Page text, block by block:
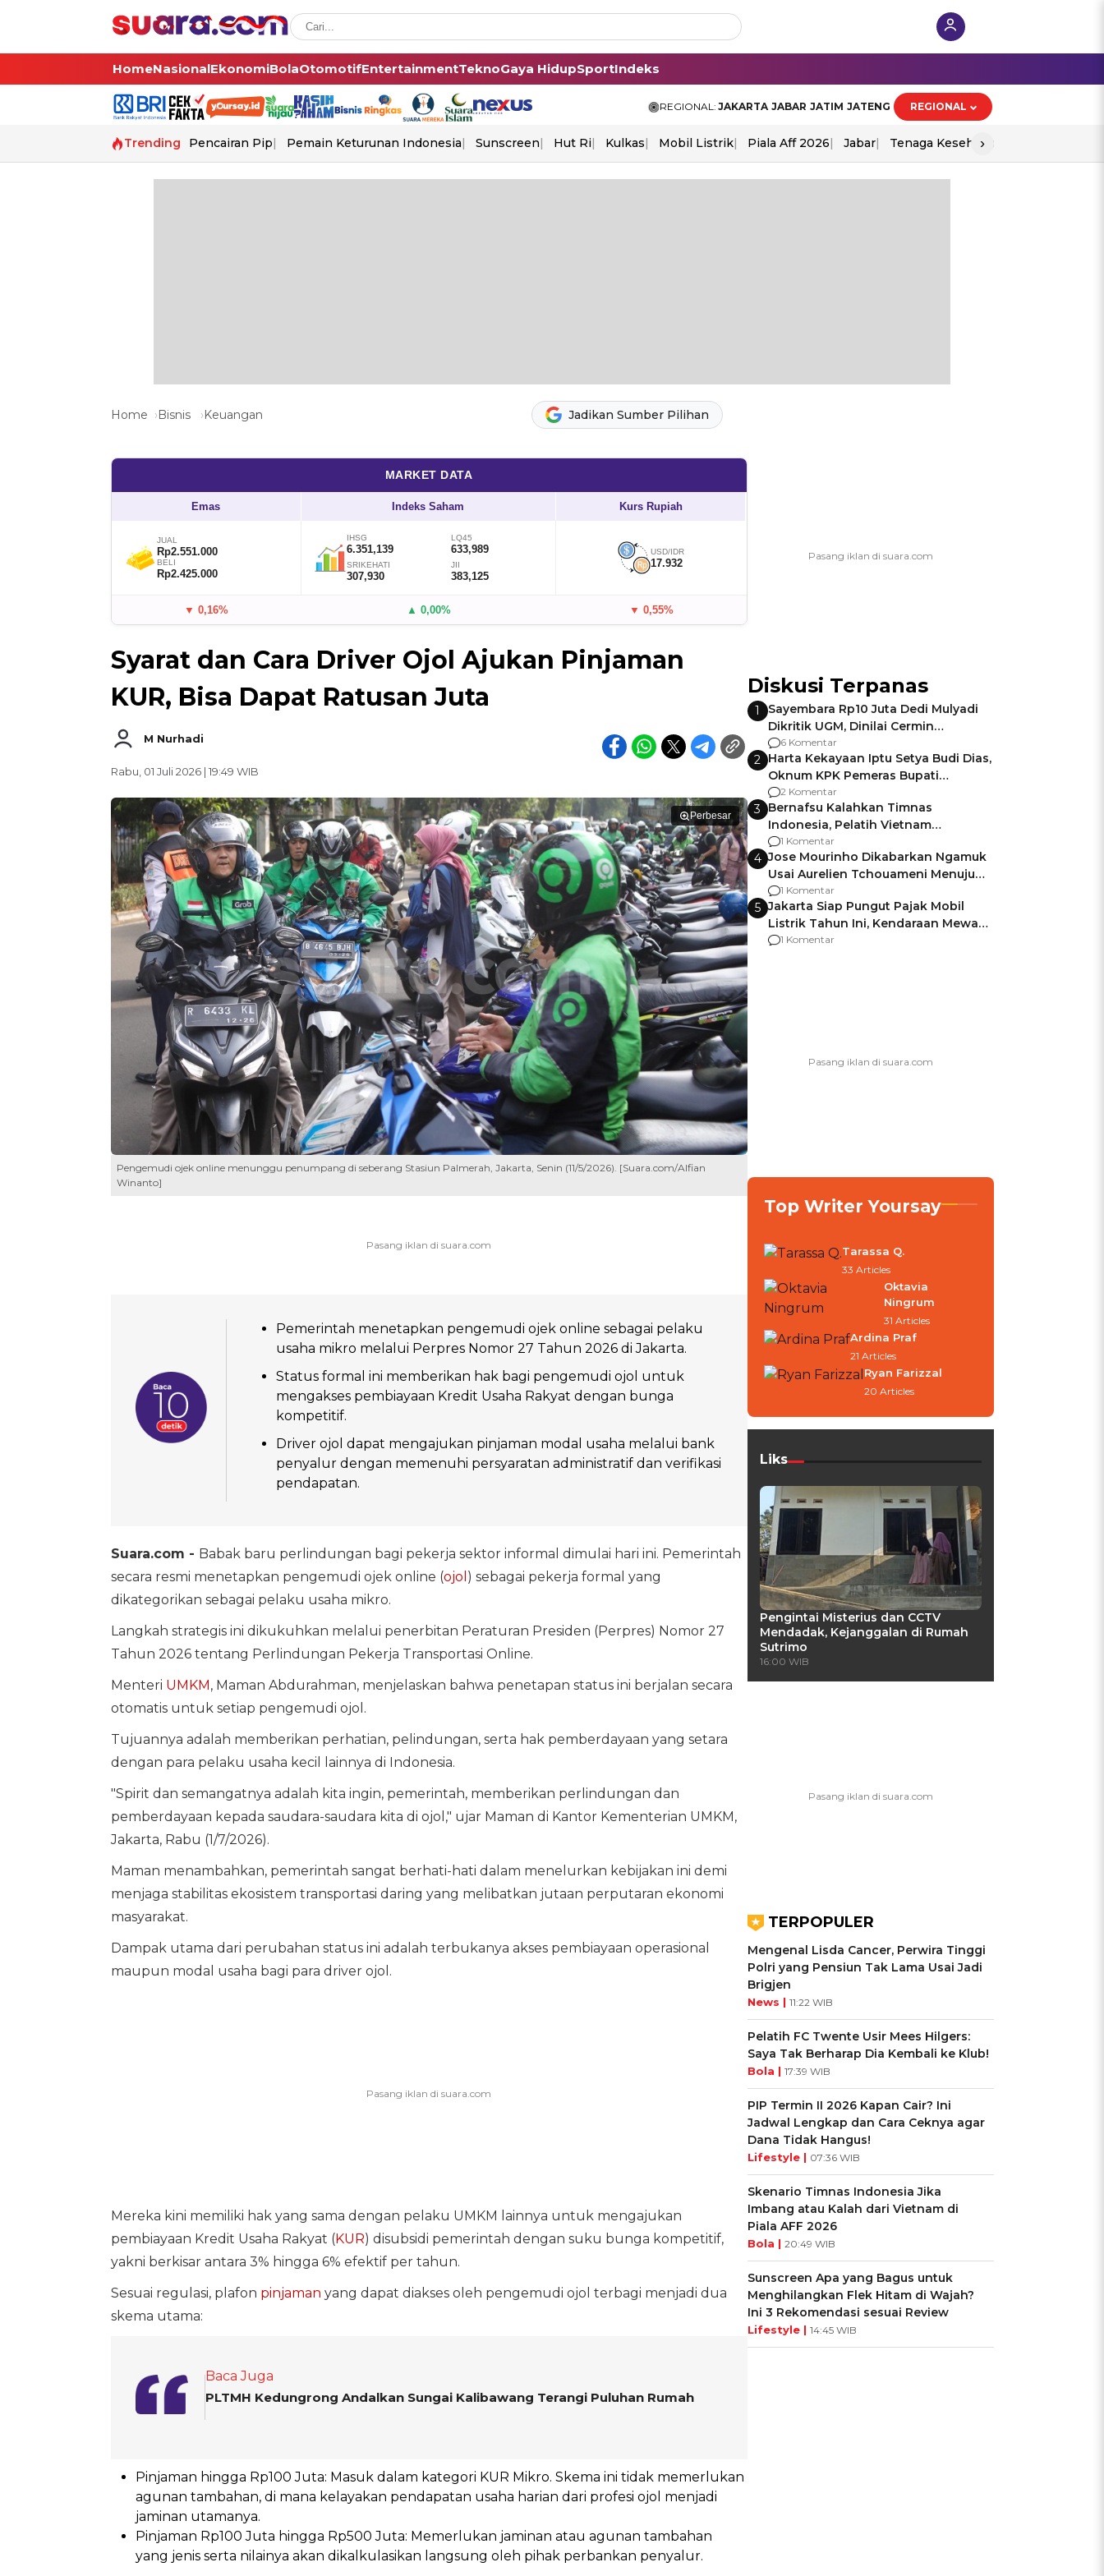
HomeNasionalEkonomiBolaOtomotifEntertainmentTeknoGaya HidupSportIndeks
REGIONAL: JAKARTA JABAR JATIM JATENG REGIONAL
Trending Pencairan Pip Pemain Keturunan Indonesia Sunscreen Hut Ri Kulkas Mobil Listrik Piala Aff 2026 Jabar Tenaga Kesehatan
›
Home Bisnis Keuangan Jadikan Sumber Pilihan
MARKET DATA
Emas Indeks Saham Kurs Rupiah
JUAL
Rp2.551.000
BELI
Rp2.425.000
IHSG
6.351,139
LQ45
633,989
SRIKEHATI
307,930
JII
383,125
USD/IDR
17.932
▼ 0,16% ▲ 0,00% ▼ 0,55%
Syarat dan Cara Driver Ojol Ajukan Pinjaman
KUR, Bisa Dapat Ratusan Juta
M Nurhadi
Rabu, 01 Juli 2026 | 19:49 WIB
Perbesar
Pengemudi ojek online menunggu penumpang di seberang Stasiun Palmerah, Jakarta, Senin (11/5/2026). [Suara.com/Alfian
Winanto]
Pemerintah menetapkan pengemudi ojek online sebagai pelaku
usaha mikro melalui Perpres Nomor 27 Tahun 2026 di Jakarta.
Status formal ini memberikan hak bagi pengemudi ojol untuk
mengakses pembiayaan Kredit Usaha Rakyat dengan bunga
kompetitif.
Driver ojol dapat mengajukan pinjaman modal usaha melalui bank
penyalur dengan memenuhi persyaratan administratif dan verifikasi
pendapatan.
Suara.com - Babak baru perlindungan bagi pekerja sektor informal dimulai hari ini. Pemerintah
secara resmi menetapkan pengemudi ojek online (ojol ) sebagai pekerja formal yang
dikategorikan sebagai pelaku usaha mikro.
Langkah strategis ini dikukuhkan melalui penerbitan Peraturan Presiden (Perpres) Nomor 27
Tahun 2026 tentang Perlindungan Pekerja Transportasi Online.
Menteri UMKM, Maman Abdurahman, menjelaskan bahwa penetapan status ini berjalan secara
otomatis untuk setiap pengemudi ojol.
Tujuannya adalah memberikan perhatian, pelindungan, serta hak pemberdayaan yang setara
dengan para pelaku usaha kecil lainnya di Indonesia.
"Spirit dan semangatnya adalah kita ingin, pemerintah, memberikan perlindungan dan
pemberdayaan kepada saudara-saudara kita di ojol," ujar Maman di Kantor Kementerian UMKM,
Jakarta, Rabu (1/7/2026).
Maman menambahkan, pemerintah sangat berhati-hati dalam menelurkan kebijakan ini demi
menjaga stabilitas ekosistem transportasi daring yang melibatkan jutaan perputaran ekonomi
masyarakat.
Dampak utama dari perubahan status ini adalah terbukanya akses pembiayaan operasional
maupun modal usaha bagi para driver ojol.
Mereka kini memiliki hak yang sama dengan pelaku UMKM lainnya untuk mengajukan
pembiayaan Kredit Usaha Rakyat (KUR) disubsidi pemerintah dengan suku bunga kompetitif,
yakni berkisar antara 3% hingga 6% efektif per tahun.
Sesuai regulasi, plafon pinjaman yang dapat diakses oleh pengemudi ojol terbagi menjadi dua
skema utama:
Baca Juga
PLTMH Kedungrong Andalkan Sungai Kalibawang Terangi Puluhan Rumah
Pinjaman hingga Rp100 Juta: Masuk dalam kategori KUR Mikro. Skema ini tidak memerlukan
agunan tambahan, di mana kelayakan pendapatan usaha harian dari profesi ojol menjadi
jaminan utamanya.
Pinjaman Rp100 Juta hingga Rp500 Juta: Memerlukan jaminan atau agunan tambahan
yang jenis serta nilainya akan dikalkulasikan langsung oleh pihak perbankan penyalur.
Diskusi Terpanas
1
Sayembara Rp10 Juta Dedi Mulyadi
Dikritik UGM, Dinilai Cermin
Gagalnya Negara Jamin Keamanan
6 Komentar
2 Harta Kekayaan Iptu Setya Budi Dias,
Oknum KPK Pemeras Bupati
Pemalang
2 Komentar
3 Bernafsu Kalahkan Timnas
Indonesia, Pelatih Vietnam
Berencana Pakai Jimat di Pakansari
1 Komentar
4 Jose Mourinho Dikabarkan Ngamuk
Usai Aurelien Tchouameni Menuju
Manchester United
1 Komentar
5 Jakarta Siap Pungut Pajak Mobil
Listrik Tahun Ini, Kendaraan Mewah
Kena hingga 75% PKB
1 Komentar
Top Writer Yoursay
Tarassa Q.
33 Articles
Oktavia
Ningrum
31 Articles
Ardina Praf
21 Articles
Ryan Farizzal
20 Articles
Liks
Pengintai Misterius dan CCTV
Mendadak, Kejanggalan di Rumah
Sutrimo
16:00 WIB
TERPOPULER
Mengenal Lisda Cancer, Perwira Tinggi
Polri yang Pensiun Tak Lama Usai Jadi
Brigjen
News | 11:22 WIB
Pelatih FC Twente Usir Mees Hilgers:
Saya Tak Berharap Dia Kembali ke Klub!
Bola | 17:39 WIB
PIP Termin II 2026 Kapan Cair? Ini
Jadwal Lengkap dan Cara Ceknya agar
Dana Tidak Hangus!
Lifestyle | 07:36 WIB
Skenario Timnas Indonesia Jika
Imbang atau Kalah dari Vietnam di
Piala AFF 2026
Bola | 20:49 WIB
Sunscreen Apa yang Bagus untuk
Menghilangkan Flek Hitam di Wajah?
Ini 3 Rekomendasi sesuai Review
Lifestyle | 14:45 WIB